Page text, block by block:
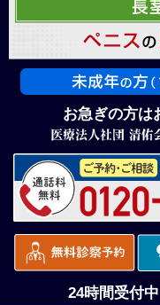
お急ぎの方は
24時間受付